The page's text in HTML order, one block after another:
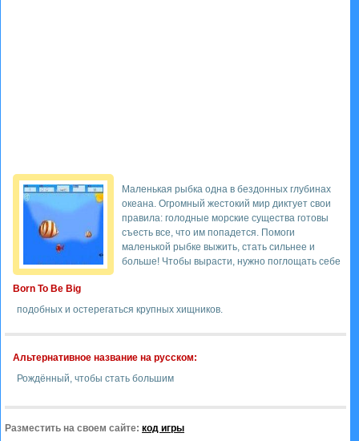
Born To Be Big
Маленькая рыбка одна в бездонных глубинах
океана. Огромный жестокий мир диктует свои
правила: голодные морские существа готовы
съесть все, что им попадется. Помоги
маленькой рыбке выжить, стать сильнее и
больше! Чтобы вырасти, нужно поглощать себе
подобных и остерегаться крупных хищников.
Альтернативное название на русском:
Рождённый, чтобы стать большим
Разместить на своем сайте: код игры